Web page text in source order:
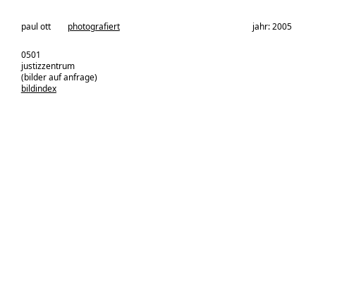
paul ott photografiert jahr: 2005
0501
justizzentrum
(bilder auf anfrage)
bildindex